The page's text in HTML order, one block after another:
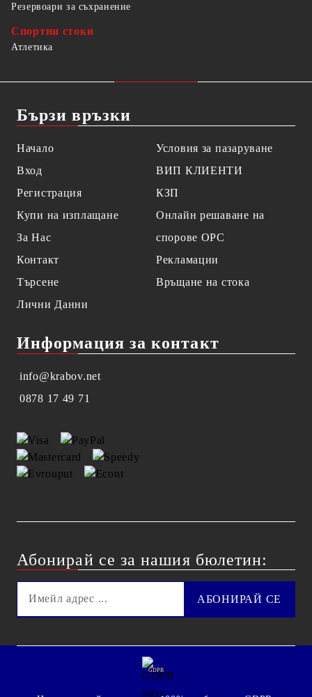
Резервоари за съхранение
Спортни стоки
Атлетика
Бързи връзки
Начало
Вход
Регистрация
Купи на изплащане
За Нас
Контакт
Търсене
Лични Данни
Условия за пазаруване
ВИП КЛИЕНТИ
КЗП
Онлайн решаване на
спорове OPC
Рекламации
Връщане на стока
Информация за контакт
info@krabov.net
0878 17 49 71
Абонирай се за нашия бюлетин:
GDPR